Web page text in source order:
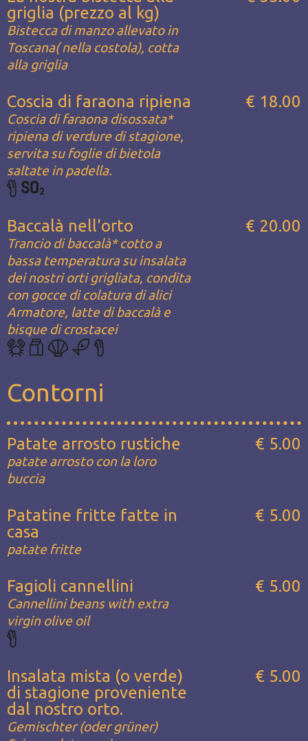
griglia (prezzo al kg)
Bistecca di manzo allevato in
Toscana( nella costola), cotta
alla griglia
Coscia di faraona ripiena
Coscia di faraona disossata*
ripiena di verdure di stagione,
servita su foglie di bietola
saltate in padella.
€ 18.00
Baccalà nell'orto
Trancio di baccalà* cotto a
bassa temperatura su insalata
dei nostri orti grigliata, condita
con gocce di colatura di alici
Armatore, latte di baccalà e
bisque di crostacei
€ 20.00
Contorni
Patate arrosto rustiche
patate arrosto con la loro
buccia
€ 5.00
Patatine fritte fatte in
casa
patate fritte
€ 5.00
Fagioli cannellini
Cannellini beans with extra
virgin olive oil
€ 5.00
Insalata mista (o verde)
di stagione proveniente
dal nostro orto.
Gemischter (oder grüner)
€ 5.00